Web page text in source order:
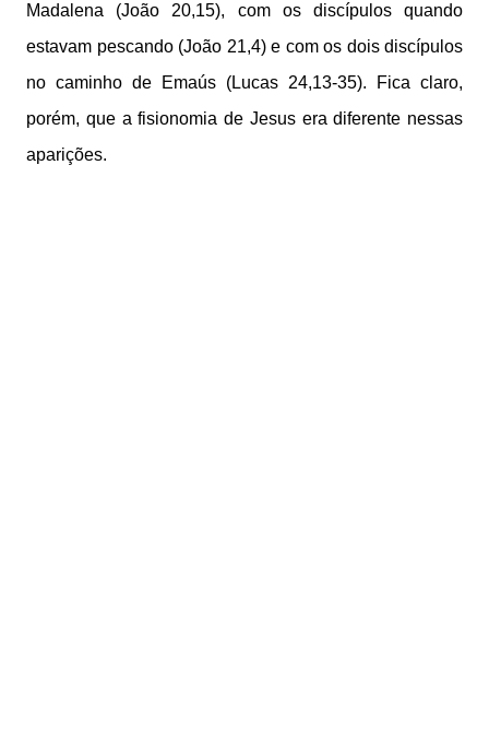
Madalena (João 20,15), com os discípulos quando
estavam pescando (João 21,4) e com os dois discípulos
no caminho de Emaús (Lucas 24,13-35). Fica claro,
porém, que a fisionomia de Jesus era diferente nessas
aparições.